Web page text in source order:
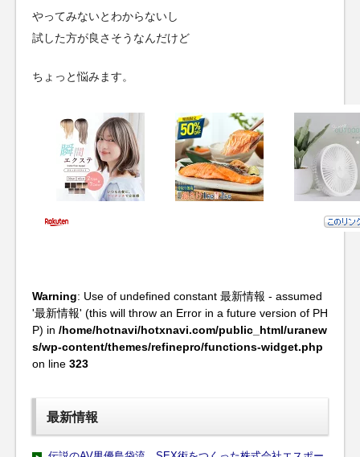
やってみないとわからないし
試した方が良さそうなんだけど
ちょっと悩みます。
Warning: Use of undefined constant 最新情報 - assumed
'最新情報' (this will throw an Error in a future version of PH
P) in /home/hotnavi/hotxnavi.com/public_html/uranew
s/wp-content/themes/refinepro/functions-widget.php
on line 323
最新情報